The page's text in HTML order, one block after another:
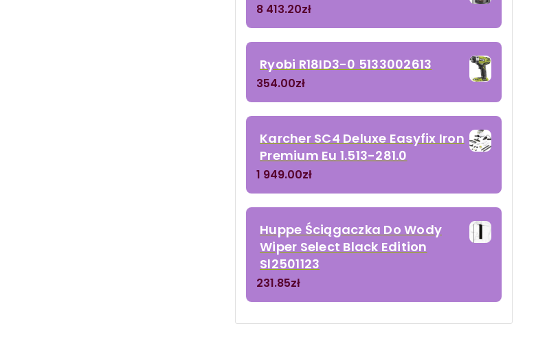
8 413.20zł
Ryobi R18ID3-0 5133002613
354.00zł
Karcher SC4 Deluxe Easyfix Iron
Premium Eu 1.513-281.0
1 949.00zł
Huppe Ściągaczka Do Wody
Wiper Select Black Edition
Sl2501123
231.85zł